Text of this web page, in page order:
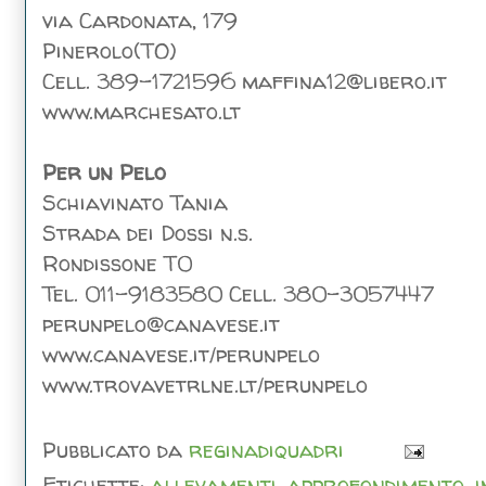
via Cardonata, 179
Pinerolo(TO)
Cell. 389-1721596 maffina12@libero.it
www.marchesato.lt
Per un Pelo
Schiavinato Tania
Strada dei Dossi n.s.
Rondissone T0
Tel. 011-9183580 Cell. 380-3057447
perunpelo@canavese.it
www.canavese.it/perunpelo
www.trovavetrlne.lt/perunpelo
Pubblicato da reginadiquadri